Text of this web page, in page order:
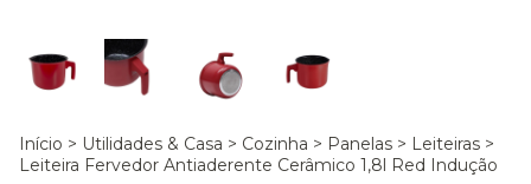
Início > Utilidades & Casa > Cozinha > Panelas > Leiteiras >
Leiteira Fervedor Antiaderente Cerâmico 1,8l Red Indução